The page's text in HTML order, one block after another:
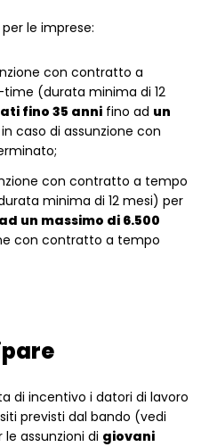
le imprese:
con contratto a
(durata minima di 12
fino 35 anni fino ad un
in caso di assunzione con
con contratto a tempo
minima di 12 mesi) per
ad un massimo di 6.500
con contratto a tempo
di incentivo i datori di lavoro
previsti dal bando (vedi
assunzioni di giovani